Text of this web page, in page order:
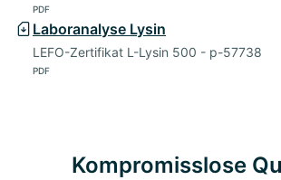
PDF
Laboranalyse Lysin
LEFO-Zertifikat L-Lysin 500 - p-57738
PDF
Kompromisslose